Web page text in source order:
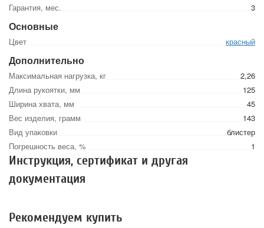
Гарантия, мес.
3
Основные
Цвет красный
Дополнительно
Максимальная нагрузка, кг
2,26
Длина рукоятки, мм
125
Ширина хвата, мм
45
Вес изделия, грамм
143
Вид упаковки
блистер
Погрешность веса, %
1
Инструкция, сертификат и другая
документация
Рекомендуем купить